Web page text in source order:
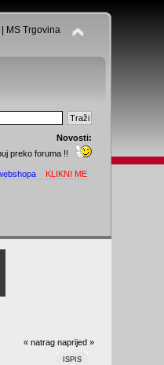
MS Trgovina
Novosti:
preko foruma !!
KLIKNI ME
« natrag naprijed »
ISPIS